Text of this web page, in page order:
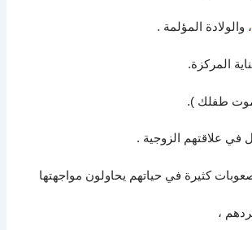
، والولادة المؤلمة .
المركزة.
طفلك ).
في علاقتهم الزوجية .
كثيرة في حياتهم يحاولون مواجهتها
،